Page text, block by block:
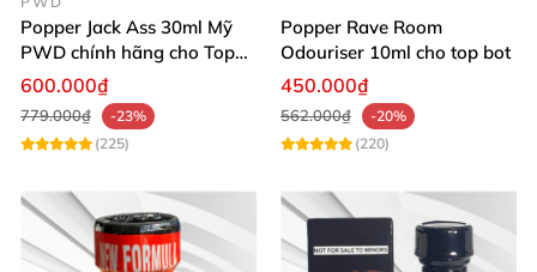
Popper Jack Ass 30ml Mỹ
PWD chính hãng cho Top
Bot
600.000₫
779.000₫
-23%
(225)
Popper Rave Room
Odouriser 10ml cho top bot
450.000₫
562.000₫
-20%
(220)